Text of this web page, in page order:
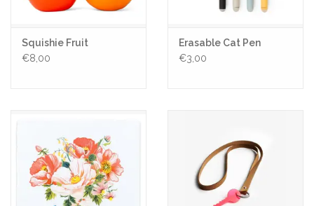
Squishie Fruit
€8,00
Erasable Cat Pen
€3,00